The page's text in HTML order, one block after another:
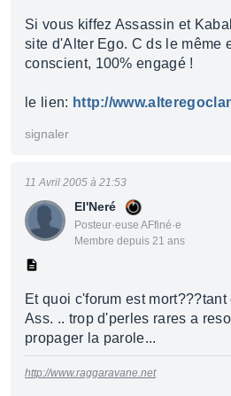
Si vous kiffez Assassin et
site d'Alter Ego. C ds le même
conscient, 100% engagé !
le lien: http://
signaler
El'Neré
Posteur·euse AFfiné·e
Membre depuis 21 ans
11 Avril 2005 à 21:53
Et quoi c'forum est
Ass. .. trop d'perles rares a
propager la parole...
http://www.raggaravane.net